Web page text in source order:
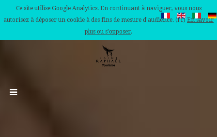
Ce site utilise Google Analytics. En continuant à naviguer, vous nous
autorisez à déposer un cookie à des fins de mesure d'audience. (IT) En savoir
plus ou s'opposer.